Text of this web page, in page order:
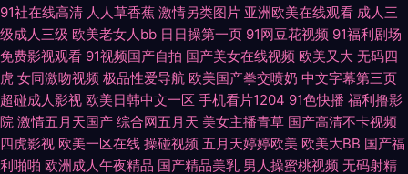
午夜在线观看 玖玖视频久久 欧美性交片深喉 探花女上位 影音先锋男人站
www99肏 国产91小视频 精品福利导航 日韩欧美自拍 天堂影音AV无码 91黑
科福利视频 www91n在线 国产56区 玖玖爽A 日本人妻丝袜 午夜18福利 18
视频黄app www欧美91 国产TS在线播放 久草超碰97在线 AV色先锋 第一福
91社在线高清 人人草香蕉 激情另类图片 亚洲欧美在线观看 成人三
级成人三级 欧美老女人bb 日日操第一页 91网豆花视频 91福利剧场
免费影视观看 91视频国产自拍 国产美女在线视频 欧美又大 无码四
虎 女同激吻视频 极品性爱导航 欧美国产拳交喷奶 中文字幕第三页
超碰成人影视 欧美日韩中文一区 手机看片1204 91色快播 福利撸影
院 激情五月天国产 综合网五月天 美女主播青草 国产高清不卡视频
四虎影视 欧美一区在线 操碰视频 五月天婷婷欧美 欧美大BB 国产福
利啪啪 欧洲成人午夜精品 国产精品美乳 男人操蜜桃视频 无码射精